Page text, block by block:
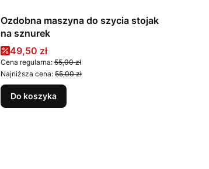
Ozdobna maszyna do szycia stojak
na sznurek
Cena promocyjna
49,50 zł
Cena regularna: 55,00 zł
Najniższa cena: 55,00 zł
Do koszyka